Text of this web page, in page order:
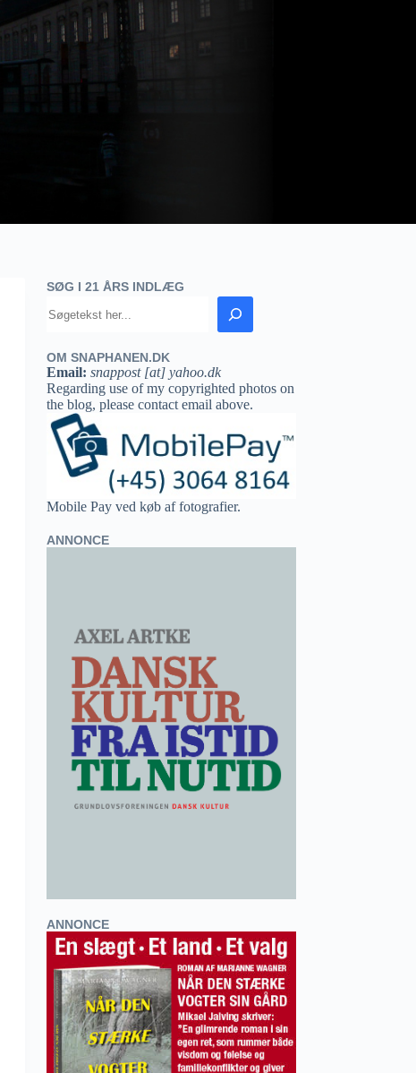
SØG I 21 ÅRS INDLÆG
OM SNAPHANEN.DK
Email: snappost [at] yahoo.dk
Regarding use of my copyrighted photos on
the blog, please contact email above.
Mobile Pay ved køb af fotografier.
ANNONCE
ANNONCE